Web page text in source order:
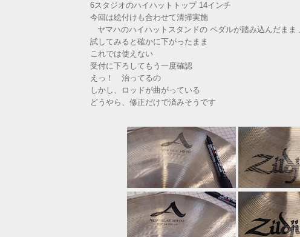
6スタジオのハイハットトップ 14インチ
今回は絵付けも合わせて清掃実施
ヤマハのハイハットスタンドの ペダルが踏み込んだまま
試してみると確かに下がったまま
これでは使えない
受付に下ろしてもう一度確認
えっ！ 治ってるの
しかし、ロッドが曲がっている
どうやら、修正だけで済みそうです